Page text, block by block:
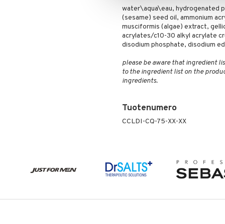
water\aqua\eau, hydrogenated
(sesame) seed oil, ammonium
musciformis (algae) extract,
acrylates/c10-30 alkyl acrylate
disodium phosphate, disodium
please be aware that ingredient
to the ingredient list on the
ingredients.
Tuotenumero
CCLDI-CQ-75-XX-XX